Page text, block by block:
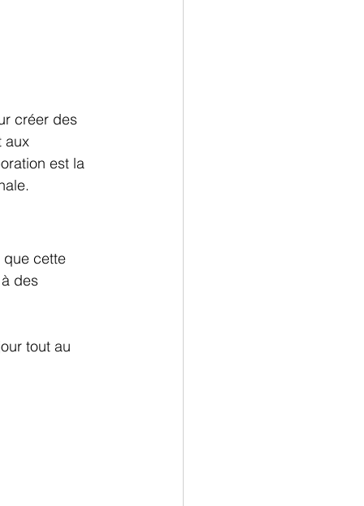
créer des
aux
est la
que cette
des
tout au